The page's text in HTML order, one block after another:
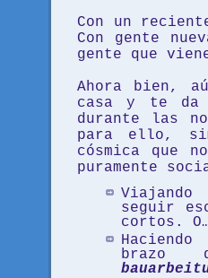
Con un
Con gente
gente que
Ahora bien,
casa y te da
durante las
para ello,
cósmica que
puramente
seguir
cortos. O
brazo